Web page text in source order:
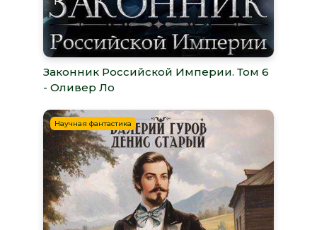
Законник Российской Империи. Том 6
- Оливер Ло
Научная фантастика